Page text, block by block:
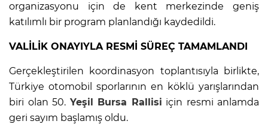
organizasyonu için de kent merkezinde geniş
katılımlı bir program planlandığı kaydedildi.
VALİLİK ONAYIYLA RESMİ SÜREÇ TAMAMLANDI
Gerçekleştirilen koordinasyon toplantısıyla birlikte,
Türkiye otomobil sporlarının en köklü yarışlarından
biri olan 50. Yeşil Bursa Rallisi için resmi anlamda
geri sayım başlamış oldu.